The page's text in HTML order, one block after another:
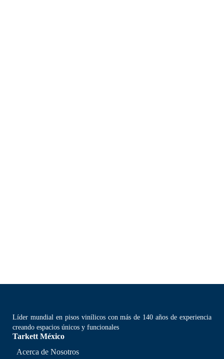
Líder mundial en pisos vinílicos con más de 140 años de experiencia
creando espacios únicos y funcionales
Tarkett México
Acerca de Nosotros